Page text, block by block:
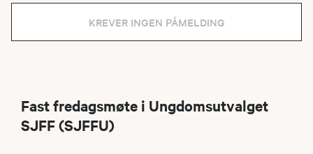
KREVER INGEN PÅMELDING
Fast fredagsmøte i Ungdomsutvalget
SJFF (SJFFU)